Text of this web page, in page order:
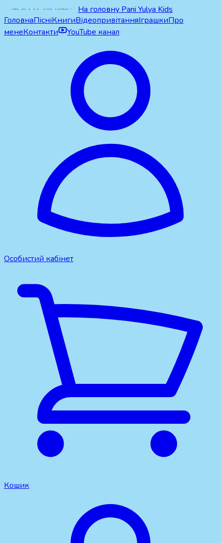
На головну Pani Yulya Kids
ГоловнаПісніКнигиВідеопривітанняІграшкиПро
менеКонтакти YouTube канал
Особистий кабінет
Кошик